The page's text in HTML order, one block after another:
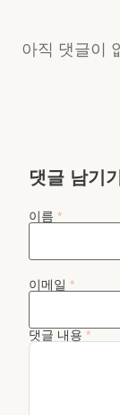
아직 댓글이
댓글 남기기
이름 *
이메일 *
댓글 내용 *